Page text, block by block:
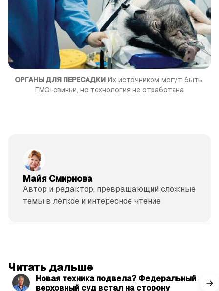
ОРГАНЫ ДЛЯ ПЕРЕСАДКИ Их источником могут быть
ГМО-свиньи, но технология не отработана
Майя Смирнова
Автор и редактор, превращающий сложные
темы в лёгкое и интересное чтение
Читать дальше
Новая техника подвела? Федеральный
верховный суд встал на сторону